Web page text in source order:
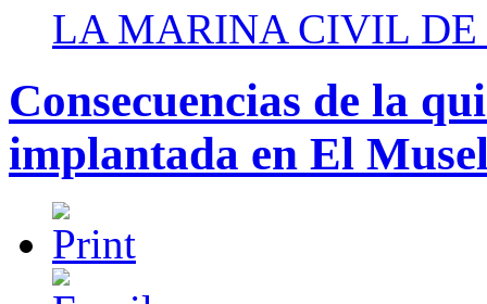
LA MARINA CIVIL DE
Consecuencias de la
implantada en El